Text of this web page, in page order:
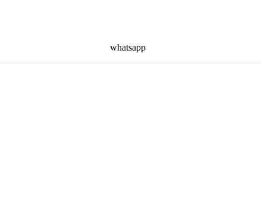
whatsapp